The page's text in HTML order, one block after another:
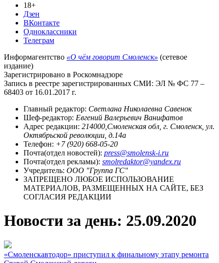
18+
Дзен
ВКонтакте
Одноклассники
Телеграм
Информагентство «О чём говорит Смоленск» (сетевое
издание)
Зарегистрировано в Роскомнадзоре
Запись в реестре зарегистрированных СМИ: ЭЛ № ФС 77 –
68403 от 16.01.2017 г.
Главный редактор: Светлана Николаевна Савенок
Шеф-редактор: Евгений Валерьевич Ванифатов
Адрес редакции: 214000,Смоленская обл, г. Смоленск, ул.
Октябрьской революции, д.14а
Телефон: +7 (920) 668-05-20
Почта(отдел новостей): press@smolensk-i.ru
Почта(отдел рекламы): smolredaktor@yandex.ru
Учредитель: ООО "Группа ГС"
ЗАПРЕЩЕНО ЛЮБОЕ ИСПОЛЬЗОВАНИЕ
МАТЕРИАЛОВ, РАЗМЕЩЕННЫХ НА САЙТЕ, БЕЗ
СОГЛАСИЯ РЕДАКЦИИ
Новости за день: 25.09.2020
«Смоленскавтодор» приступил к финальному этапу ремонта